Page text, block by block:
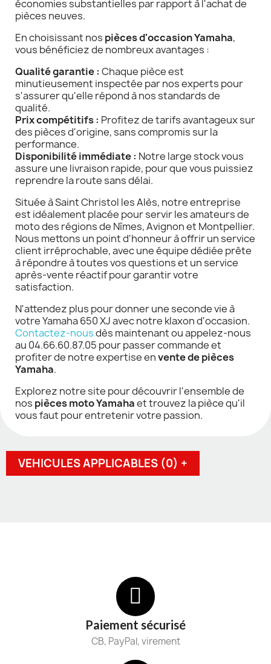
économies substantielles par rapport à l'achat de
pièces neuves.
En choisissant nos pièces d'occasion Yamaha,
vous bénéficiez de nombreux avantages :
Qualité garantie : Chaque pièce est
minutieusement inspectée par nos experts pour
s'assurer qu'elle répond à nos standards de
qualité.
Prix compétitifs : Profitez de tarifs avantageux sur
des pièces d'origine, sans compromis sur la
performance.
Disponibilité immédiate : Notre large stock vous
assure une livraison rapide, pour que vous puissiez
reprendre la route sans délai.
Située à Saint Christol les Alès, notre entreprise
est idéalement placée pour servir les amateurs de
moto des régions de Nîmes, Avignon et Montpellier.
Nous mettons un point d'honneur à offrir un service
client irréprochable, avec une équipe dédiée prête
à répondre à toutes vos questions et un service
après-vente réactif pour garantir votre
satisfaction.
N'attendez plus pour donner une seconde vie à
votre Yamaha 650 XJ avec notre klaxon d'occasion.
Contactez-nousdès maintenant ou appelez-nous
au 04.66.60.87.05 pour passer commande et
profiter de notre expertise envente de pièces
Yamaha.
Explorez notre site pour découvrir l'ensemble de
nos pièces moto Yamahaet trouvez la pièce qu'il
vous faut pour entretenir votre passion.
VEHICULES APPLICABLES (0) +
Paiement sécurisé
CB, PayPal, virement